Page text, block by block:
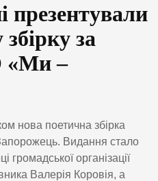
презентували
за
«Ми –
нова поетична збірка
Видання стало
організації
Валерія Коровія, а